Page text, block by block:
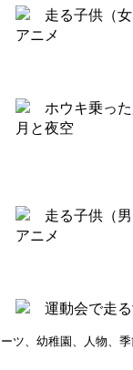
ーツ、幼稚園、人物、